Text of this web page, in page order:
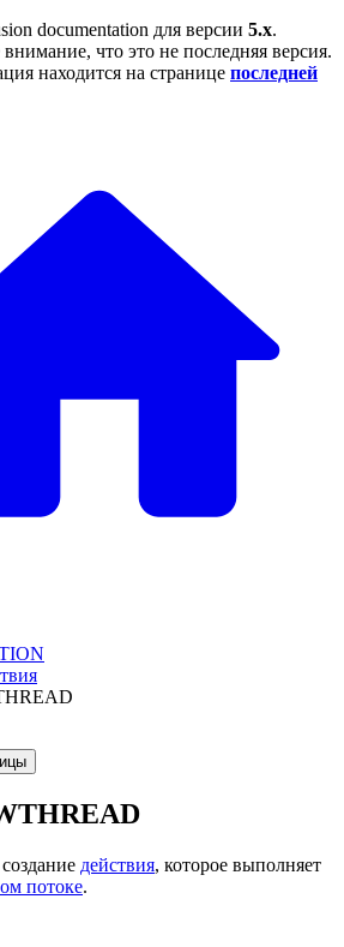
documentation для версии 5.x.
что это не последняя версия.
находится на странице последней
действия, которое выполняет
потоке.